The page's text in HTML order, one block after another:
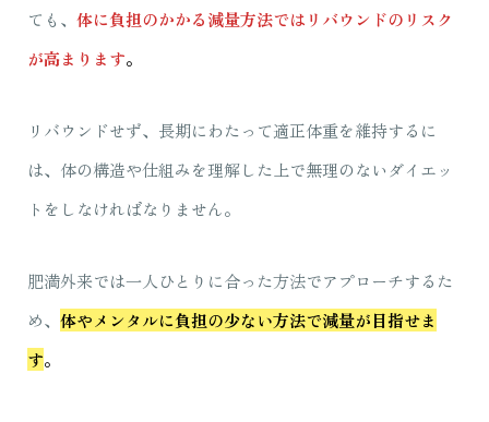
ても、 体に負担のかかる減量方法ではリバウンドのリスク
が高まります。
リバウンドせず、長期にわたって適正体重を維持するに
は、体の構造や仕組みを理解した上で無理のないダイエッ
トをしなければなりません。
肥満外来では一人ひとりに合った方法でアプローチするた
め、 体やメンタルに負担の少ない方法で減量が目指せま
す。